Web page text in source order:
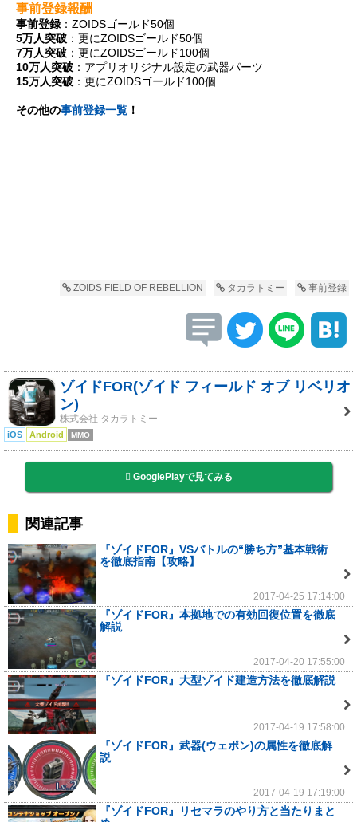
事前登録報酬
事前登録 ：ZOIDSゴールド50個
5万人突破 ：更にZOIDSゴールド50個
7万人突破 ：更にZOIDSゴールド100個
10万人突破 ：アプリオリジナル設定の武器パーツ
15万人突破 ：更にZOIDSゴールド100個
その他の事前登録一覧 ！
ZOIDS FIELD OF REBELLION タカラトミー 事前登録
ゾイドFOR(ゾイド フィールド オブ リベリオ
ン)
株式会社 タカラトミー
iOS Android MMO
GooglePlayで見てみる
関連記事
『ゾイドFOR』VSバトルの“勝ち方”基本戦術
を徹底指南【攻略】
2017-04-25 17:14:00
『ゾイドFOR』本拠地での有効回復位置を徹底
解説
2017-04-20 17:55:00
『ゾイドFOR』大型ゾイド建造方法を徹底解説
2017-04-19 17:58:00
『ゾイドFOR』武器(ウェポン)の属性を徹底解
説
2017-04-19 17:19:00
『ゾイドFOR』リセマラのやり方と当たりまと